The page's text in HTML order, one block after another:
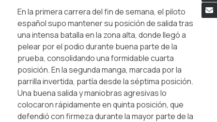
En la primera carrera del fin de semana, el piloto
español supo mantener su posición de salida tras
una intensa batalla en la zona alta, donde llegó a
pelear por el podio durante buena parte de la
prueba, consolidando una formidable cuarta
posición. En la segunda manga, marcada por la
parrilla invertida, partía desde la séptima posición.
Una buena salida y maniobras agresivas lo
colocaron rápidamente en quinta posición, que
defendió con firmeza durante la mayor parte de la